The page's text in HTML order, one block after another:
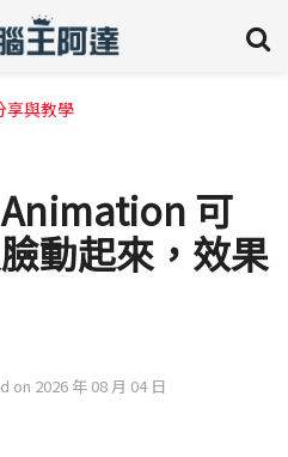
享與教學
可
動起來，效果
on 2026 年 08 月 04 日